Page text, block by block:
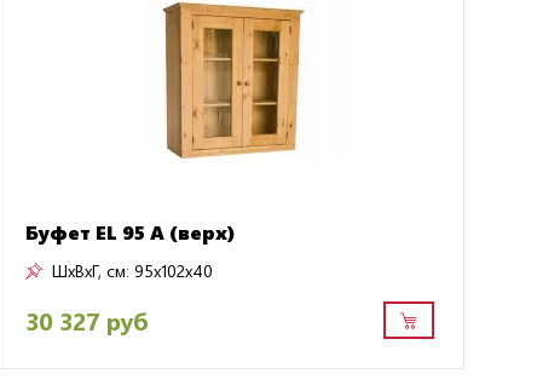
Буфет EL 95 A (верх)
ШxВxГ, см: 95x102x40
30 327 руб